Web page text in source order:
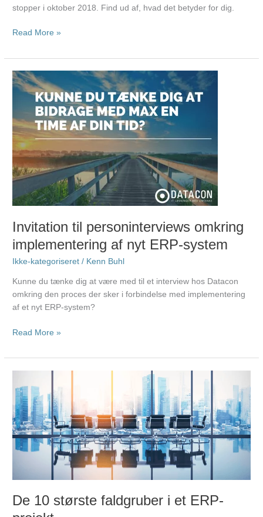
stopper i oktober 2018. Find ud af, hvad det betyder for dig.
Read More »
Invitation til personinterviews omkring
implementering af nyt ERP-system
Ikke-kategoriseret / Kenn Buhl
Kunne du tænke dig at være med til et interview hos Datacon
omkring den proces der sker i forbindelse med implementering
af et nyt ERP-system?
Invitation
til
personinterviews
omkring
implementering
af
nyt
ERP-
system
Read More »
De 10 største faldgruber i et ERP-
10
største
faldgruber
i
et
ERP-